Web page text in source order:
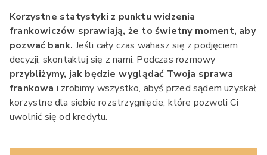
Korzystne statystyki z punktu widzenia
frankowiczów sprawiają, że to świetny moment, aby
pozwać bank. Jeśli cały czas wahasz się z podjęciem
decyzji, skontaktuj się z nami. Podczas rozmowy
przybliżymy, jak będzie wyglądać Twoja sprawa
frankowa i zrobimy wszystko, abyś przed sądem uzyskał
korzystne dla siebie rozstrzygnięcie, które pozwoli Ci
uwolnić się od kredytu.